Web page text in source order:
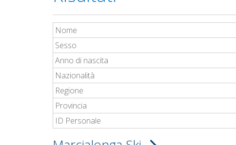
Nome
Sesso
Anno di nascita
Nazionalità
Regione
Provincia
ID Personale